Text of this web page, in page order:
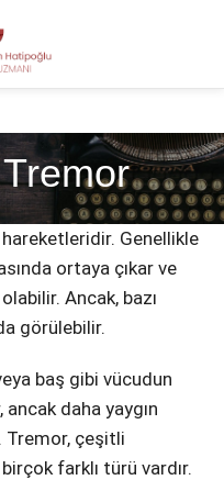
Genellikle
ortaya çıkar ve
Ancak, bazı
görülebilir.
baş gibi vücudun
daha yaygın
Tremor, çeşitli
farklı türü vardır.